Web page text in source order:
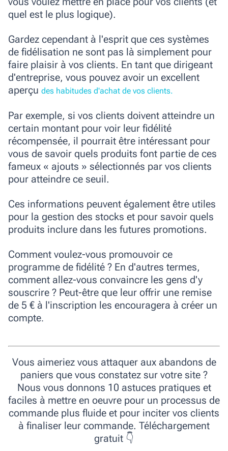
quel est le plus logique).
Gardez cependant à l'esprit que ces systèmes
de fidélisation ne sont pas là simplement pour
faire plaisir à vos clients. En tant que dirigeant
d'entreprise, vous pouvez avoir un excellent
aperçu des habitudes d'achat de vos clients.
Par exemple, si vos clients doivent atteindre un
certain montant pour voir leur fidélité
récompensée, il pourrait être intéressant pour
vous de savoir quels produits font partie de ces
fameux « ajouts » sélectionnés par vos clients
pour atteindre ce seuil.
Ces informations peuvent également être utiles
pour la gestion des stocks et pour savoir quels
produits inclure dans les futures promotions.
Comment voulez-vous promouvoir ce
programme de fidélité ? En d'autres termes,
comment allez-vous convaincre les gens d'y
souscrire ? Peut-être que leur offrir une remise
de 5 € à l'inscription les encouragera à créer un
compte.
Vous aimeriez vous attaquer aux abandons de
paniers que vous constatez sur votre site ?
Nous vous donnons 10 astuces pratiques et
faciles à mettre en oeuvre pour un processus de
commande plus fluide et pour inciter vos clients
à finaliser leur commande. Téléchargement
gratuit 👇